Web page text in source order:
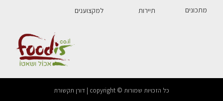
מתכונים
תיירות
למקצוענים
כל הזכויות שמורות © copyright | דורן תקשורת